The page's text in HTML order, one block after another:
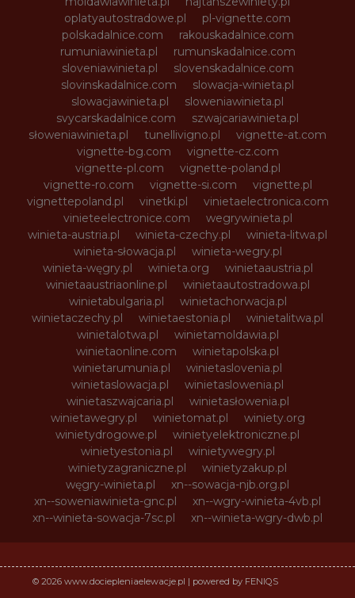
oplatyautostradowe.pl
pl-vignette.com
polskadalnice.com
rakouskadalnice.com
rumuniawinieta.pl
rumunskadalnice.com
sloveniawinieta.pl
slovenskadalnice.com
slovinskadalnice.com
slowacja-winieta.pl
slowacjawinieta.pl
sloweniawinieta.pl
svycarskadalnice.com
szwajcariawinieta.pl
słoweniawinieta.pl
tunellivigno.pl
vignette-at.com
vignette-bg.com
vignette-cz.com
vignette-pl.com
vignette-poland.pl
vignette-ro.com
vignette-si.com
vignette.pl
vignettepoland.pl
vinetki.pl
vinietaelectronica.com
vinieteelectronice.com
wegrywinieta.pl
winieta-austria.pl
winieta-czechy.pl
winieta-litwa.pl
winieta-słowacja.pl
winieta-wegry.pl
winieta-węgry.pl
winieta.org
winietaaustria.pl
winietaaustriaonline.pl
winietaautostradowa.pl
winietabulgaria.pl
winietachorwacja.pl
winietaczechy.pl
winietaestonia.pl
winietalitwa.pl
winietalotwa.pl
winietamoldawia.pl
winietaonline.com
winietapolska.pl
winietarumunia.pl
winietaslovenia.pl
winietaslowacja.pl
winietaslowenia.pl
winietaszwajcaria.pl
winietasłowenia.pl
winietawegry.pl
winietomat.pl
winiety.org
winietydrogowe.pl
winietyelektroniczne.pl
winietyestonia.pl
winietywegry.pl
winietyzagraniczne.pl
winietyzakup.pl
węgry-winieta.pl
xn--sowacja-njb.org.pl
xn--soweniawinieta-gnc.pl
xn--wgry-winieta-4vb.pl
xn--winieta-sowacja-7sc.pl
xn--winieta-wgry-dwb.pl
© 2026 www.dociepleniaelewacje.pl | powered by FENIQS